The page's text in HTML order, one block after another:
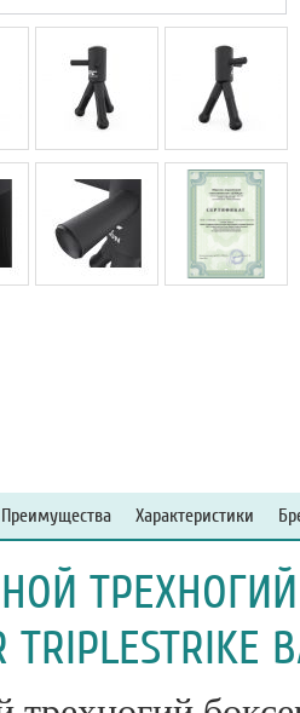
Преимущества Характеристики